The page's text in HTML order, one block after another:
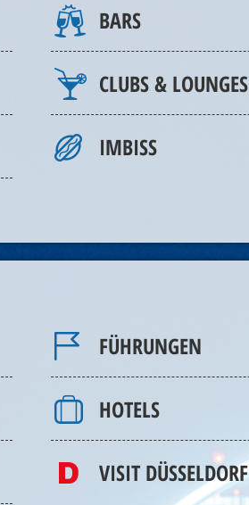
BARS
CLUBS & LOUNGES
IMBISS
FÜHRUNGEN
HOTELS
VISIT DÜSSELDORF